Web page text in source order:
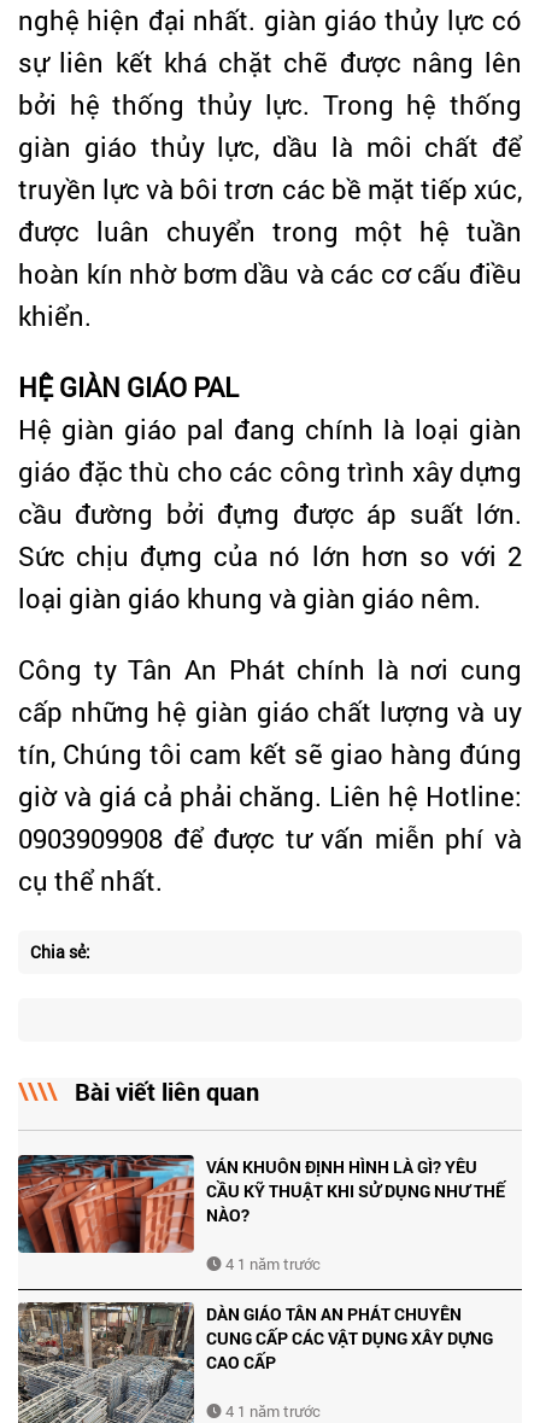
nghệ hiện đại nhất. giàn giáo thủy lực có
sự liên kết khá chặt chẽ được nâng lên
bởi hệ thống thủy lực. Trong hệ thống
giàn giáo thủy lực, dầu là môi chất để
truyền lực và bôi trơn các bề mặt tiếp xúc,
được luân chuyển trong một hệ tuần
hoàn kín nhờ bơm dầu và các cơ cấu điều
khiển.
HỆ GIÀN GIÁO PAL
Hệ giàn giáo pal đang chính là loại giàn
giáo đặc thù cho các công trình xây dựng
cầu đường bởi đựng được áp suất lớn.
Sức chịu đựng của nó lớn hơn so với 2
loại giàn giáo khung và giàn giáo nêm.
Công ty Tân An Phát chính là nơi cung
cấp những hệ giàn giáo chất lượng và uy
tín, Chúng tôi cam kết sẽ giao hàng đúng
giờ và giá cả phải chăng. Liên hệ Hotline:
0903909908 để được tư vấn miễn phí và
cụ thể nhất.
Chia sẻ:
Bài viết liên quan
VÁN KHUÔN ĐỊNH HÌNH LÀ GÌ? YÊU
CẦU KỸ THUẬT KHI SỬ DỤNG NHƯ THẾ
NÀO?
4 1 năm trước
DÀN GIÁO TÂN AN PHÁT CHUYÊN
CUNG CẤP CÁC VẬT DỤNG XÂY DỰNG
CAO CẤP
4 1 năm trước